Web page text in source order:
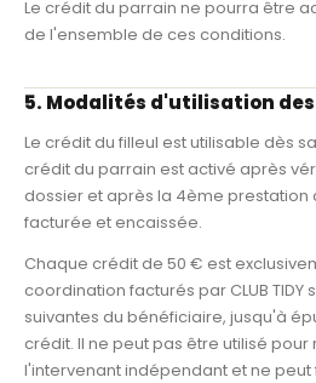
Le crédit du parrain ne pourra être
de l'ensemble de ces conditions.
5. Modalités d'utilisation
Le crédit du filleul est utilisable dès
crédit du parrain est activé après
dossier et après la 4ème prestation
facturée et encaissée.
Chaque crédit de 50 € est
coordination facturés par CLUB TIDY
suivantes du bénéficiaire, jusqu'à
crédit. Il ne peut pas être utilisé
l'intervenant indépendant et ne